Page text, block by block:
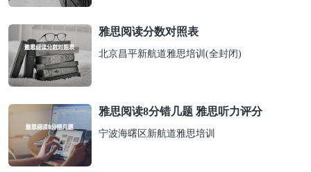
雅思阅读分数对照表
北京昌平新航道雅思培训(全封闭)
雅思阅读8分错几题 雅思听力评分
宁波海曙区新航道雅思培训